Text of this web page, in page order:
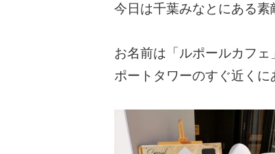
今日は千葉みなとにある素
お名前は「ルポールカフェ
ポートタワーのすぐ近くに